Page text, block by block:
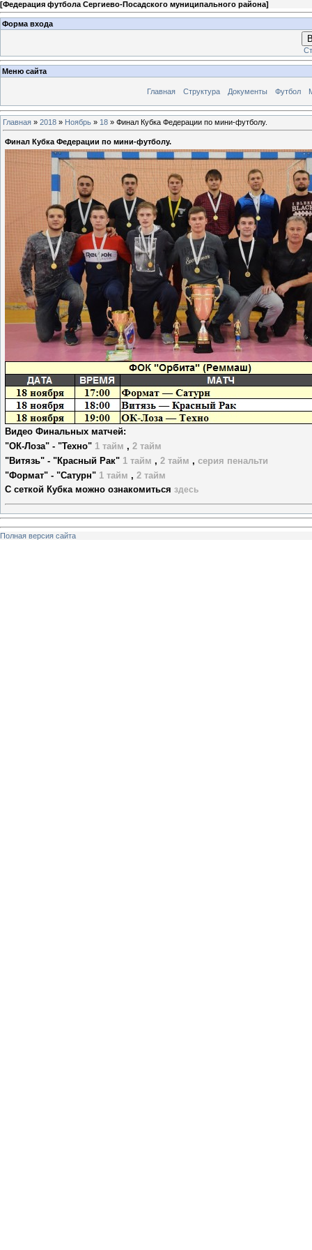
[Федерация футбола Сергиево-Посадского муниципального района]
Форма входа
Меню сайта
Главная Структура Документы Футбол
Главная » 2018 » Ноябрь » 18 » Финал Кубка Федерации по мини-футболу.
Финал Кубка Федерации по мини-футболу.
Видео Финальных матчей:
"ОК-Лоза" - "Техно" 1 тайм , 2 тайм
"Витязь" - "Красный Рак" 1 тайм , 2 тайм , серия пенальти
"Формат" - "Сатурн" 1 тайм , 2 тайм
С сеткой Кубка можно ознакомиться здесь
Полная версия сайта